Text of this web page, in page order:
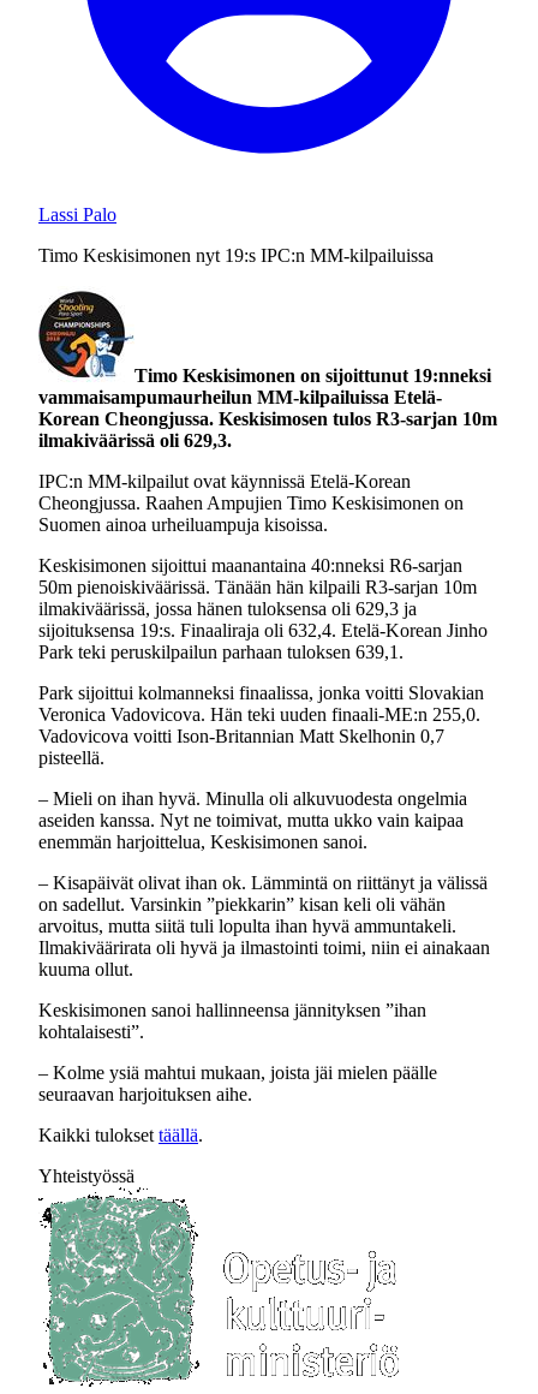
Lassi Palo
Timo Keskisimonen nyt 19:s IPC:n MM-kilpailuissa
Timo Keskisimonen on sijoittunut 19:nneksi
vammaisampumaurheilun MM-kilpailuissa Etelä-
Korean Cheongjussa. Keskisimosen tulos R3-sarjan 10m
ilmakiväärissä oli 629,3.
IPC:n MM-kilpailut ovat käynnissä Etelä-Korean
Cheongjussa. Raahen Ampujien Timo Keskisimonen on
Suomen ainoa urheiluampuja kisoissa.
Keskisimonen sijoittui maanantaina 40:nneksi R6-sarjan
50m pienoiskiväärissä. Tänään hän kilpaili R3-sarjan 10m
ilmakiväärissä, jossa hänen tuloksensa oli 629,3 ja
sijoituksensa 19:s. Finaaliraja oli 632,4. Etelä-Korean Jinho
Park teki peruskilpailun parhaan tuloksen 639,1.
Park sijoittui kolmanneksi finaalissa, jonka voitti Slovakian
Veronica Vadovicova. Hän teki uuden finaali-ME:n 255,0.
Vadovicova voitti Ison-Britannian Matt Skelhonin 0,7
pisteellä.
– Mieli on ihan hyvä. Minulla oli alkuvuodesta ongelmia
aseiden kanssa. Nyt ne toimivat, mutta ukko vain kaipaa
enemmän harjoittelua, Keskisimonen sanoi.
– Kisapäivät olivat ihan ok. Lämmintä on riittänyt ja välissä
on sadellut. Varsinkin ”piekkarin” kisan keli oli vähän
arvoitus, mutta siitä tuli lopulta ihan hyvä ammuntakeli.
Ilmakiväärirata oli hyvä ja ilmastointi toimi, niin ei ainakaan
kuuma ollut.
Keskisimonen sanoi hallinneensa jännityksen ”ihan
kohtalaisesti”.
– Kolme ysiä mahtui mukaan, joista jäi mielen päälle
seuraavan harjoituksen aihe.
Kaikki tulokset täällä.
Yhteistyössä